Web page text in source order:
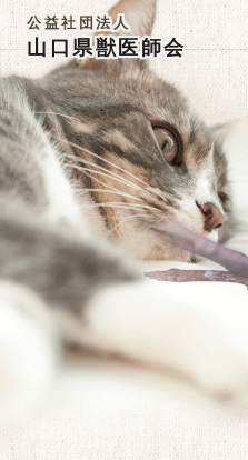
公益社団法人
山口県獣医師会